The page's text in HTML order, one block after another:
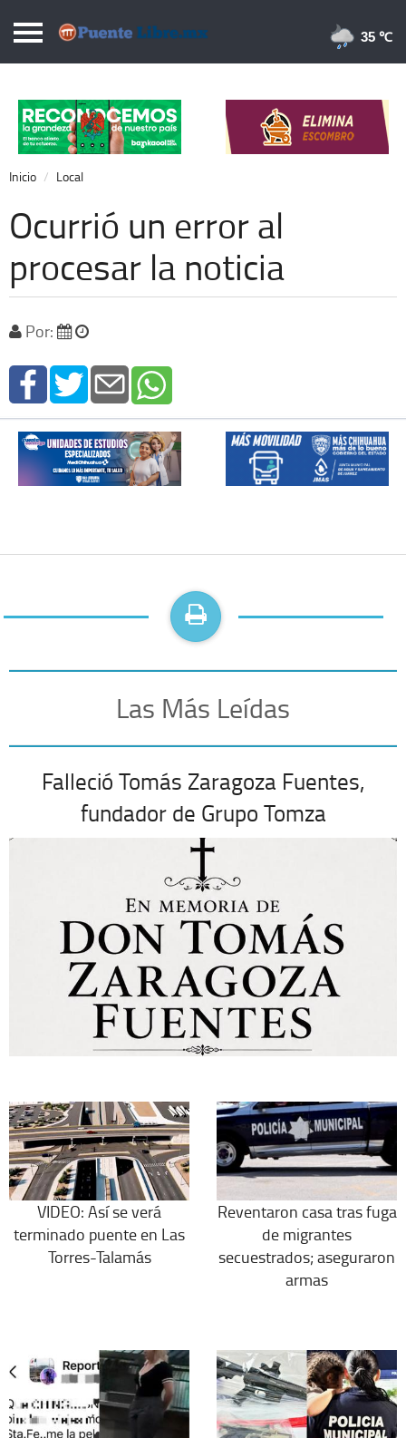
Puentelibre.mx
Local
Nacional
Opinión
Cronos
Economía
Espectáculos
Deportes
Extra +
35 ℃
Inicio Local
Ocurrió un error al
procesar la noticia
Por:
Las Más Leídas
Falleció Tomás Zaragoza Fuentes,
fundador de Grupo Tomza
VIDEO: Así se verá
terminado puente en Las
Torres-Talamás
Reventaron casa tras fuga
de migrantes
secuestrados; aseguraron
armas